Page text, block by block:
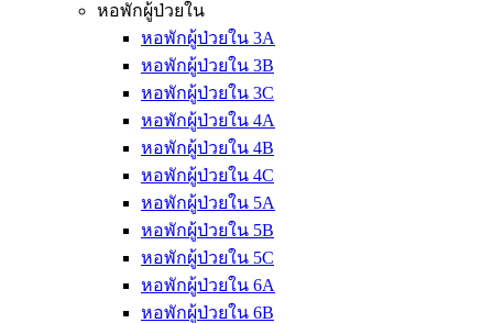
หอพักผู้ป่วยใน
หอพักผู้ป่วยใน 3A
หอพักผู้ป่วยใน 3B
หอพักผู้ป่วยใน 3C
หอพักผู้ป่วยใน 4A
หอพักผู้ป่วยใน 4B
หอพักผู้ป่วยใน 4C
หอพักผู้ป่วยใน 5A
หอพักผู้ป่วยใน 5B
หอพักผู้ป่วยใน 5C
หอพักผู้ป่วยใน 6A
หอพักผู้ป่วยใน 6B